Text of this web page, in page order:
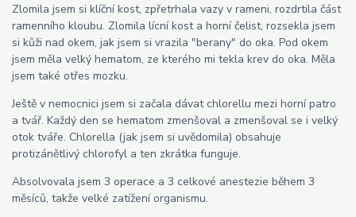
Zlomila jsem si klíční kost, zpřetrhala vazy v rameni, rozdrtila část
ramenního kloubu. Zlomila lícní kost a horní čelist, rozsekla jsem
si kůži nad okem, jak jsem si vrazila "berany" do oka. Pod okem
jsem měla velký hematom, ze kterého mi tekla krev do oka. Měla
jsem také otřes mozku.
Ještě v nemocnici jsem si začala dávat chlorellu mezi horní patro
a tvář. Každý den se hematom zmenšoval a zmenšoval se i velký
otok tváře. Chlorella (jak jsem si uvědomila) obsahuje
protizánětlivý chlorofyl a ten zkrátka funguje.
Absolvovala jsem 3 operace a 3 celkové anestezie během 3
měsíců, takže velké zatížení organismu.